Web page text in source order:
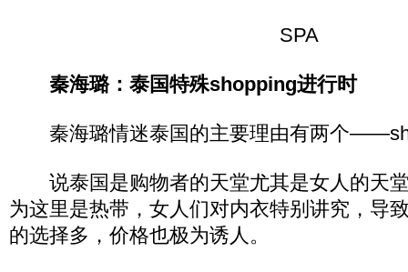
SPA
秦海璐：泰国特殊shopping进行时
秦海璐情迷泰国的主要理由有两个
说泰国是购物者的天堂尤其是女人的天
为这里是热带，女人们对内衣特别讲究，导
的选择多，价格也极为诱人。